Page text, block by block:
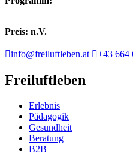
Preis: n.V.
info@freiluftleben.at +43 664
Freiluftleben
Erlebnis
Pädagogik
Gesundheit
Beratung
B2B